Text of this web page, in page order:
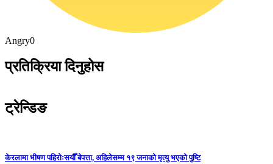
Angry0
प्रतिक्रिया दिनुहोस
ट्रेन्डिङ
केरलामा भीषण पहिरोःसयौँ बेपत्ता, अहिलेसम्म १९ जनाको मृत्यु भएको पुष्टि